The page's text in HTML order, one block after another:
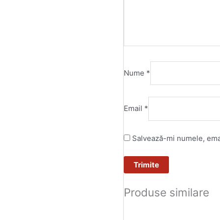
Nume *
Email *
Salvează-mi numele,
Produse similare